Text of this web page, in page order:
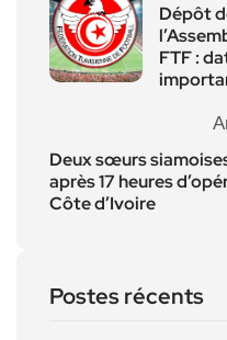
Dépôt
FTF :
Deux sœurs
après 17 heures
Côte d’Ivoire
Postes récents